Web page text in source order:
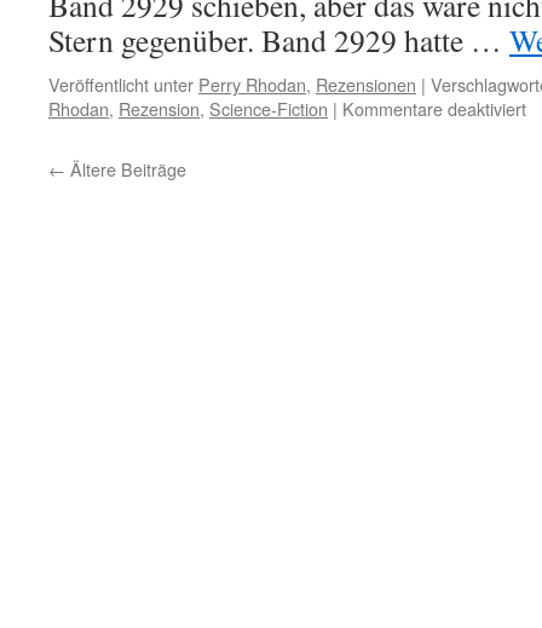
Stern gegenüber. Band 2929 hatte …
Veröffentlicht unter Perry Rhodan, Rezensionen |
Rhodan, Rezension, Science-Fiction | Kommentare deaktiviert
← Ältere Beiträge